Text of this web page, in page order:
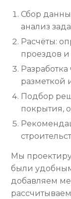
Сбор
анализ
Расчёты:
проездов и
разметкой
Подбор
покрытия,
Мы
были
добавляем